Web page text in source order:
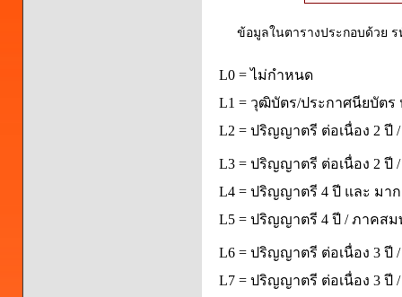
ข้อมูลในตารางประกอบด้วย
L0 = ไม่กำหนด
L1 = วุฒิบัตร/ประกาศนียบัตร
L2 = ปริญญาตรี ต่อเนื่อง 2 ปี
L3 = ปริญญาตรี ต่อเนื่อง 2 ปี
L4 = ปริญญาตรี 4 ปี และ มา
L5 = ปริญญาตรี 4 ปี / ภาคส
L6 = ปริญญาตรี ต่อเนื่อง 3 ปี
L7 = ปริญญาตรี ต่อเนื่อง 3 ปี